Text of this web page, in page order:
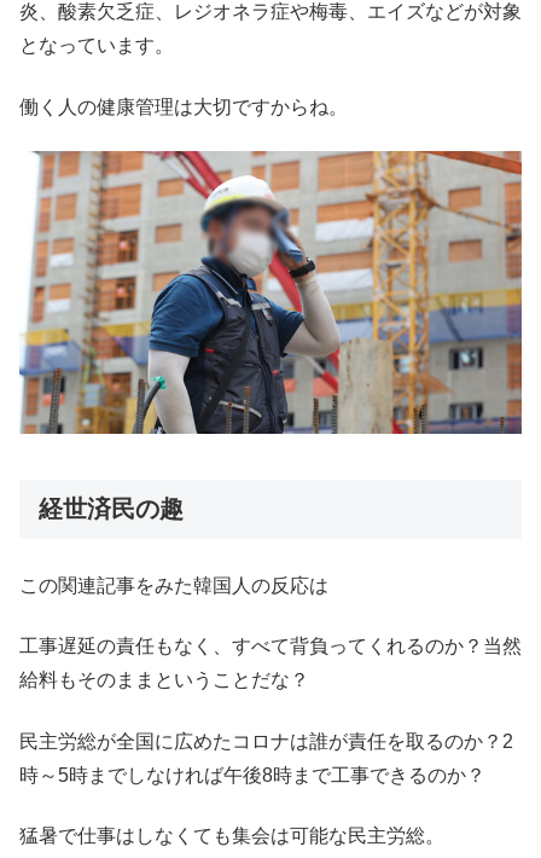
炎、酸素欠乏症、レジオネラ症や梅毒、エイズなどが対象
となっています。
働く人の健康管理は大切ですからね。
経世済民の趣
この関連記事をみた韓国人の反応は
工事遅延の責任もなく、すべて背負ってくれるのか？当然
給料もそのままということだな？
民主労総が全国に広めたコロナは誰が責任を取るのか？2
時～5時までしなければ午後8時まで工事できるのか？
猛暑で仕事はしなくても集会は可能な民主労総。